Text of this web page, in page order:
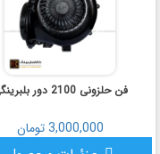
فن حلزونی 2100 دور بلبرینگی
3,000,000 تومان